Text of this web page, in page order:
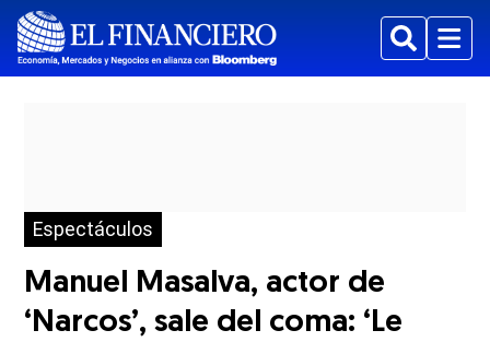
BuscarMenu
Espectáculos
Manuel Masalva, actor de
‘Narcos’, sale del coma: ‘Le